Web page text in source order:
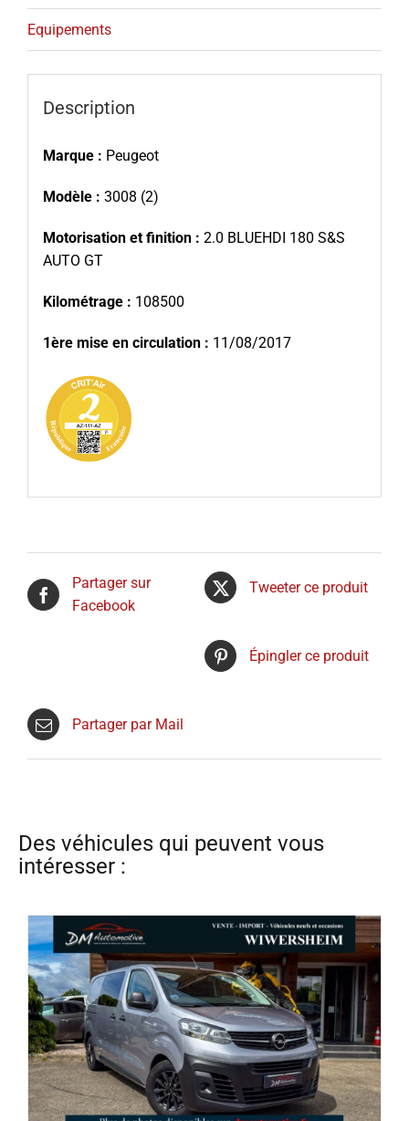
Equipements
Description
Marque : Peugeot
Modèle : 3008 (2)
Motorisation et finition : 2.0 BLUEHDI 180 S&S
AUTO GT
Kilométrage : 108500
1ère mise en circulation : 11/08/2017
Partager sur
Facebook
Tweeter ce produit
Épingler ce produit
Partager par Mail